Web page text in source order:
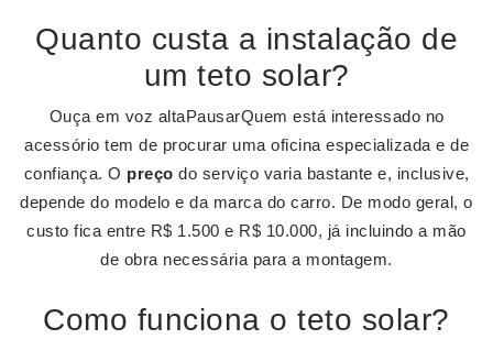
Quanto custa a instalação de
um teto solar?
Ouça em voz altaPausarQuem está interessado no
acessório tem de procurar uma oficina especializada e de
confiança. O preço do serviço varia bastante e, inclusive,
depende do modelo e da marca do carro. De modo geral, o
custo fica entre R$ 1.500 e R$ 10.000, já incluindo a mão
de obra necessária para a montagem.
Como funciona o teto solar?